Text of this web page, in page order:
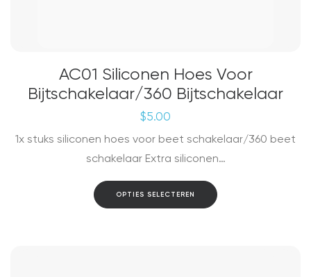
AC01 Siliconen Hoes Voor
Bijtschakelaar/360 Bijtschakelaar
$5.00
1x stuks siliconen hoes voor beet schakelaar/360 beet
schakelaar Extra siliconen…
OPTIES SELECTEREN
product